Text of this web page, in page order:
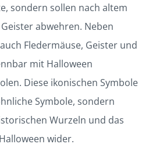
sondern sollen nach altem
abwehren. Neben
Fledermäuse, Geister und
mit Halloween
Diese ikonischen Symbole
Symbole, sondern
Wurzeln und das
wider.